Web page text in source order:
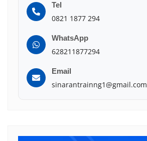
Tel
0821 1877 294
WhatsApp
628211877294
Email
sinarantrainng1@gmail.com